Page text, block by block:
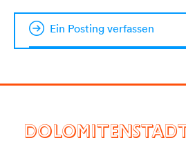
Ein Posting verfassen
DOLOMITENSTADT